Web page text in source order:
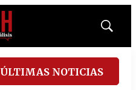
Mostrar
ÚLTIMAS NOTICIAS